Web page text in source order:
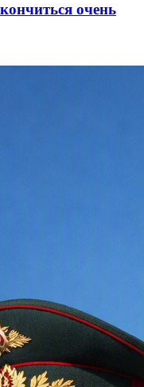
очень